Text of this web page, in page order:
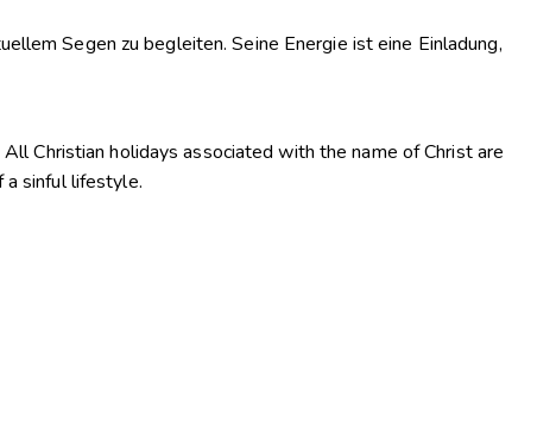
Segen zu begleiten. Seine Energie ist eine Einladung,
Christian holidays associated with the name of Christ are
a sinful lifestyle.